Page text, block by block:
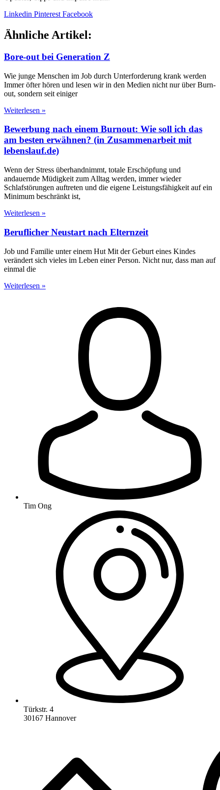
Linkedin Pinterest Facebook
Ähnliche Artikel:
Bore-out bei Generation Z
Wie junge Menschen im Job durch Unterforderung krank werden
Immer öfter hören und lesen wir in den Medien nicht nur über Burn-
out, sondern seit einiger
Weiterlesen »
Bewerbung nach einem Burnout: Wie soll ich das
am besten erwähnen? (in Zusammenarbeit mit
lebenslauf.de)
Wenn der Stress überhandnimmt, totale Erschöpfung und
andauernde Müdigkeit zum Alltag werden, immer wieder
Schlafstörungen auftreten und die eigene Leistungsfähigkeit auf ein
Minimum beschränkt ist,
Weiterlesen »
Beruflicher Neustart nach Elternzeit
Job und Familie unter einem Hut Mit der Geburt eines Kindes
verändert sich vieles im Leben einer Person. Nicht nur, dass man auf
einmal die
Weiterlesen »
Tim Ong
Türkstr. 4
30167 Hannover